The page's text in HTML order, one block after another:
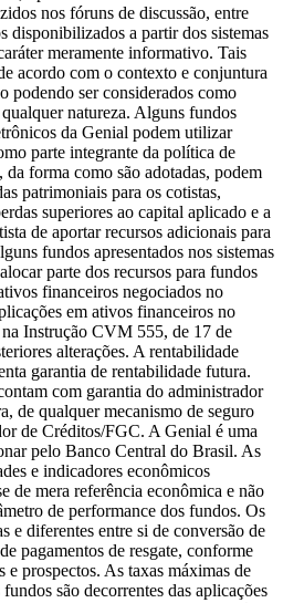
nos fóruns de discussão, entre
disponibilizados a partir dos sistemas
meramente informativo. Tais
acordo com o contexto e conjuntura
podendo ser considerados como
natureza. Alguns fundos
da Genial podem utilizar
parte integrante da política de
da forma como são adotadas, podem
patrimoniais para os cotistas,
superiores ao capital aplicado e a
de aportar recursos adicionais para
fundos apresentados nos sistemas
parte dos recursos para fundos
financeiros negociados no
em ativos financeiros no
Instrução CVM 555, de 17 de
alterações. A rentabilidade
garantia de rentabilidade futura.
com garantia do administrador
de qualquer mecanismo de seguro
de Créditos/FGC. A Genial é uma
pelo Banco Central do Brasil. As
e indicadores econômicos
de mera referência econômica e não
de performance dos fundos. Os
e diferentes entre si de conversão de
pagamentos de resgate, conforme
e prospectos. As taxas máximas de
são decorrentes das aplicações